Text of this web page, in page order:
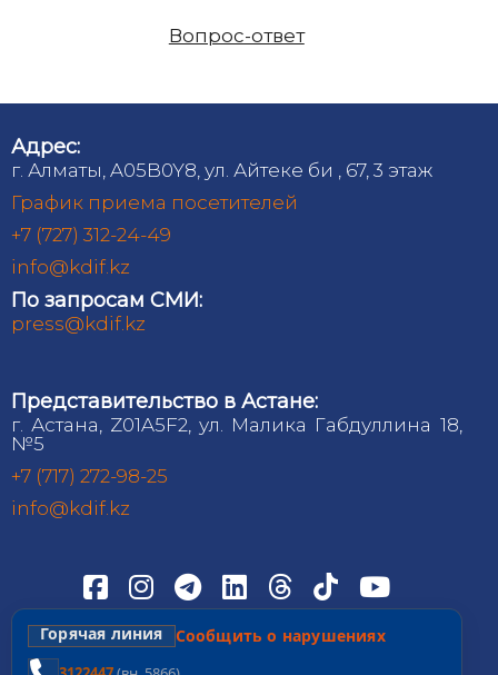
Вопрос-ответ
Адрес:
г. Алматы, A05B0Y8, ул. Айтеке би , 67, 3 этаж
График приема посетителей
+7 (727) 312-24-49
info@kdif.kz
По запросам СМИ:
press@kdif.kz
Представительство в Астане:
г. Астана, Z01A5F2, ул. Малика Габдуллина 18,
№5
+7 (717) 272-98-25
info@kdif.kz
Горячая линия Сообщить о нарушениях